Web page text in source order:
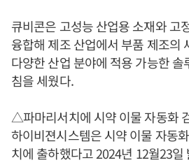
큐비콘은 고성능 산업용 소재와 고
융합해 제조 산업에서 부품 제조의
다양한 산업 분야에 적용 가능한
침을 세웠다.
△파마리서치에 시약 이물 자동화
하이비젼시스템은 시약 이물 자동
치에 출하했다고 2024년 12월23일